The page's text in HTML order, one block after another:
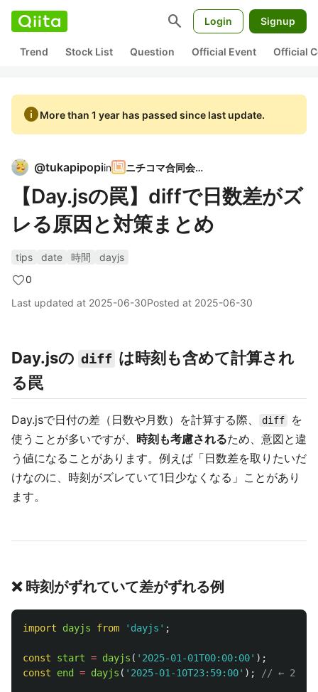
search Login Signup
Trend Stock List Question Official Event Official
infoMore than 1 year has passed since last update.
@tukapipopiin ニチコマ合同会社
【Day.jsの罠】diffで日数差がズ
レる原因と対策まとめ
tips date 時間
dayjs
0
Last updated at 2025-06-30Posted at 2025-06-30
Day.jsの diff は時刻も含めて計算され
る罠
Day.jsで日付の差（日数や月数）を計算する際、 diff
を
使うことが多いですが、 時刻も考慮されるため、意図と違
う値になることがあります。例えば「日数差を取りたいだ
けなのに、時刻がズレていて1日少なくなる」ことがあり
ます。
❌ 時刻がずれていて差がずれる例
import dayjs from ' dayjs ' ;
const start = dayjs ( ' 2025-01-01T00:00:00' );
const
end = dayjs ( ' 2025-01-10T23:59:00' ); // ← 23:59